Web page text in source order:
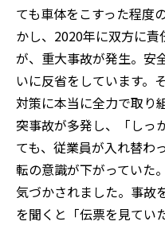
ても車体をこすった程度
かし、2020年に双方に
が、重大事故が発生。安
いに反省をしています。
対策に本当に全力で取り
突事故が多発し、「しっ
ても、従業員が入れ替わ
転の意識が下がっていた
気づかされました。事故
を聞くと「伝票を見てい